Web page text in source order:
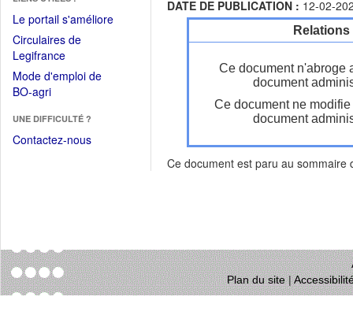
Le portail s'améliore(Fichier
Circulaires de
Legifrance(Ouvrir
dans
une
fenêtre)
Mode d'emploi de
BO-agri(Ouvrir
une
nouvelle
UNE DIFFICULTÉ ?
Contactez-nous
DATE DE PUBLICATION : 12-02-
Ce document n'abroge
document
Ce document ne
document
Ce document est paru au sommaire
Plan du site|